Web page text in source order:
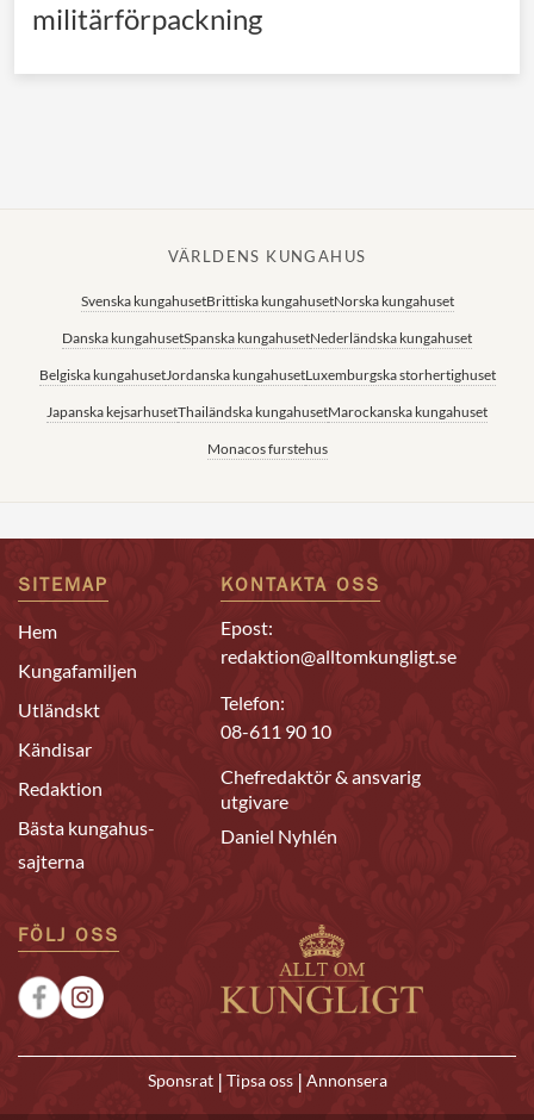
militärförpackning
VÄRLDENS KUNGAHUS
Svenska kungahusetBrittiska kungahusetNorska kungahuset
Danska kungahusetSpanska kungahusetNederländska kungahuset
Belgiska kungahusetJordanska kungahusetLuxemburgska storhertighuset
Japanska kejsarhusetThailändska kungahusetMarockanska kungahuset
Monacos furstehus
SITEMAP
Hem
Kungafamiljen
Utländskt
Kändisar
Redaktion
Bästa kungahus-
sajterna
KONTAKTA OSS
Epost:
redaktion@alltomkungligt.se
Telefon:
08-611 90 10
Chefredaktör & ansvarig
utgivare
Daniel Nyhlén
FÖLJ OSS
Sponsrat | Tipsa oss | Annonsera